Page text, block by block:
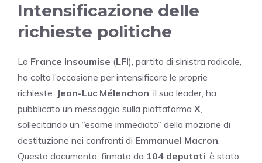
Intensificazione delle
richieste politiche
La France Insoumise (LFI), partito di sinistra radicale,
ha colto l’occasione per intensificare le proprie
richieste. Jean-Luc Mélenchon, il suo leader, ha
pubblicato un messaggio sulla piattaforma X,
sollecitando un “esame immediato” della mozione di
destituzione nei confronti di Emmanuel Macron.
Questo documento, firmato da 104 deputati, è stato